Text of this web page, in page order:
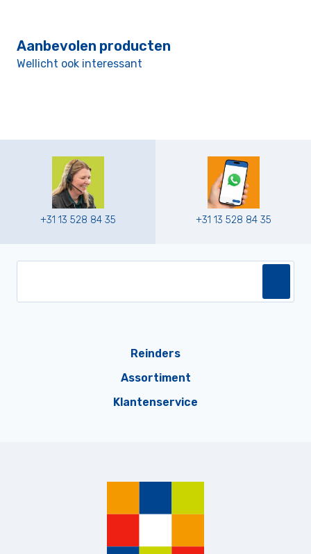
Aanbevolen producten
Wellicht ook interessant
+31 13 528 84 35 +31 13 528 84 35
Reinders
Assortiment
Klantenservice